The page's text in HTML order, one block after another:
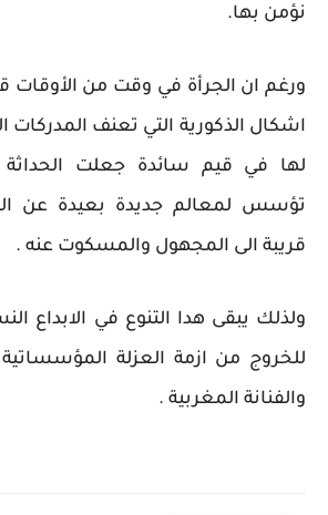
نؤمن بها.
ورغم ان الجرأة في وقت من
اشكال الذكورية التي تعنف المدركات
لها في قيم سائدة جعلت الحداثة
تؤسس لمعالم جديدة بعيدة عن
قريبة الى المجهول والمسكوت عنه .
ولذلك يبقى هدا التنوع في الابداع
للخروج من ازمة العزلة المؤسساتية
والفنانة المغربية .